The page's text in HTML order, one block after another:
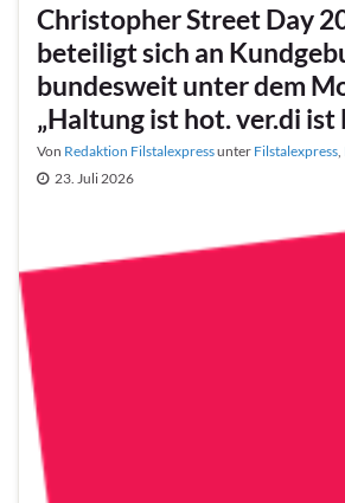
Christopher Street Day
beteiligt sich an
bundesweit unter dem
„Haltung ist hot. ver.di ist
Von Redaktion Filstalexpressunter Filstalexpress
23. Juli 2026